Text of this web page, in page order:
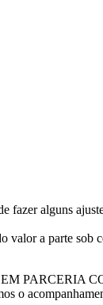
fazer alguns
valor a parte sob
PARCERIA
o